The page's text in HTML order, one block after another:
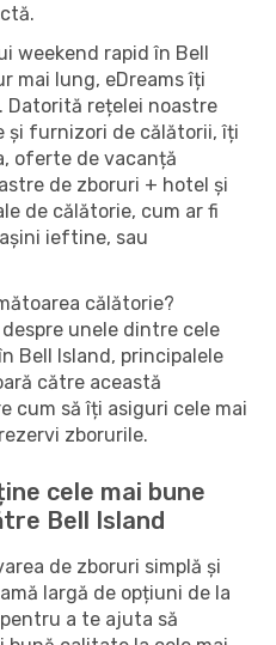
weekend rapid în Bell
mai lung, eDreams îți
Datorită rețelei noastre
și furnizori de călătorii, îți
oferte de vacanță
de zboruri + hotel și
de călătorie, cum ar fi
ieftine, sau
călătorie?
unele dintre cele
Bell Island, principalele
către această
cum să îți asiguri cele mai
zborurile.
cele mai bune
Bell Island
de zboruri simplă și
largă de opțiuni de la
a te ajuta să